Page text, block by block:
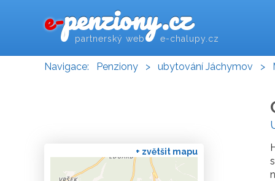
e-penziony.cz
partnerský web e-chalupy.cz
Navigace: Penziony > ubytování Jáchymov >
+ zvětšit mapu